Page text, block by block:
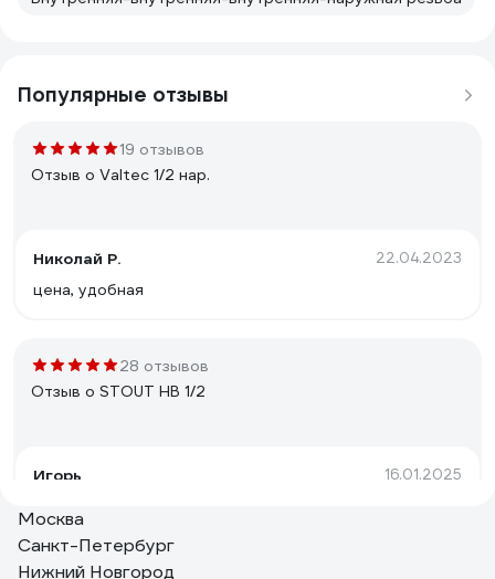
Популярные отзывы
19 отзывов
Отзыв о Valtec 1/2 нар.
Николай Р. 22.04.2023
цена, удобная
28 отзывов
Отзыв о STOUT НВ 1/2
Игорь 16.01.2025
Москва
Санкт-Петербург
Нижний Новгород